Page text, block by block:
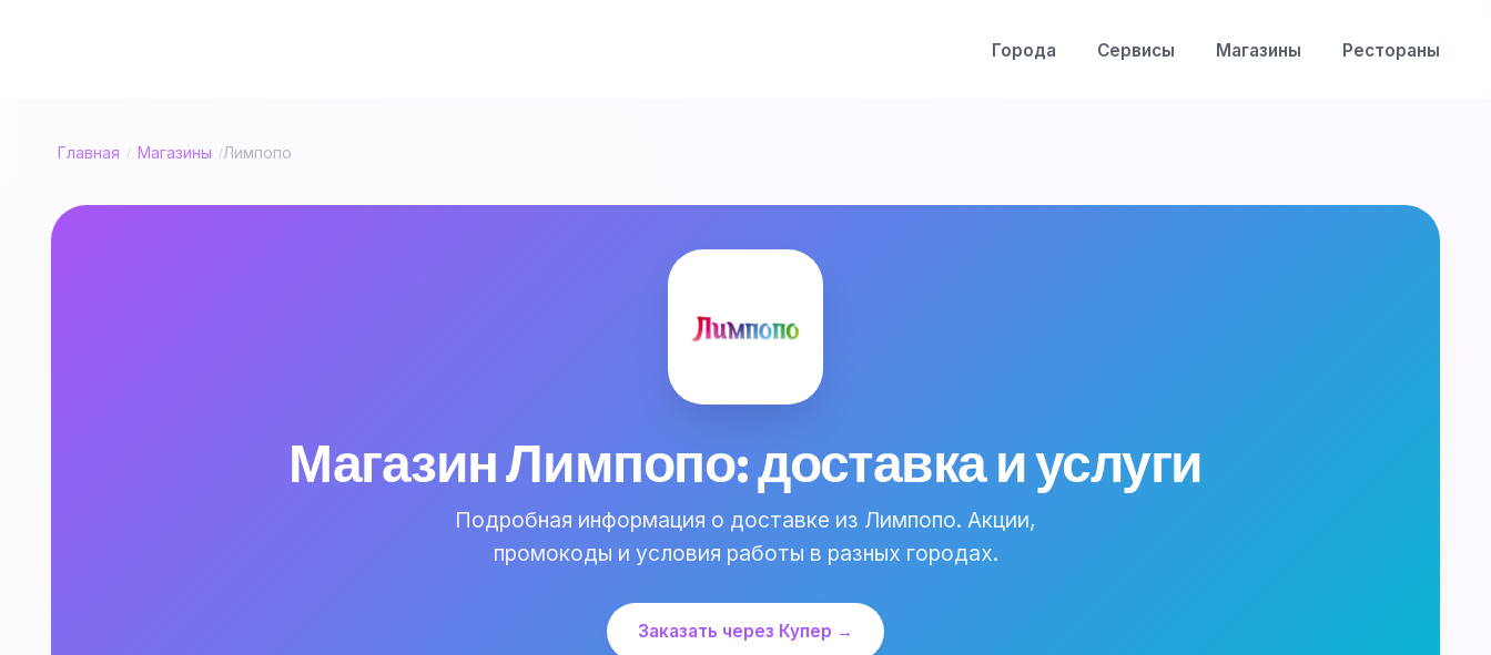
Города Сервисы Магазины Рестораны
Главная / Магазины /Лимпопо
Магазин Лимпопо: доставка и услуги
Подробная информация о доставке из Лимпопо. Акции,
промокоды и условия работы в разных городах.
Заказать через Купер →